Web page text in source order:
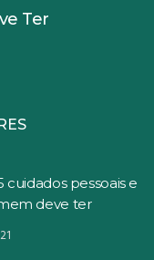
Ter
cuidados pessoais e
deve ter